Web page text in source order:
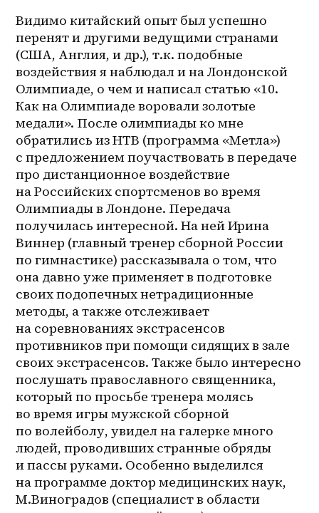
Видимо китайский опыт был успешно
перенят и другими ведущими странами
(США, Англия, и др.), т.к. подобные
воздействия я наблюдал и на Лондонской
Олимпиаде, о чем и написал статью «10.
Как на Олимпиаде воровали золотые
медали». После олимпиады ко мне
обратились из НТВ (программа «Метла»)
с предложением поучаствовать в передаче
про дистанционное воздействие
на Российских спортсменов во время
Олимпиады в Лондоне. Передача
получилась интересной. На ней Ирина
Виннер (главный тренер сборной России
по гимнастике) рассказывала о том, что
она давно уже применяет в подготовке
своих подопечных нетрадиционные
методы, а также отслеживает
на соревнованиях экстрасенсов
противников при помощи сидящих в зале
своих экстрасенсов. Также было интересно
послушать православного священника,
который по просьбе тренера молясь
во время игры мужской сборной
по волейболу, увидел на галерке много
людей, проводивших странные обряды
и пассы руками. Особенно выделился
на программе доктор медицинских наук,
М.Виноградов (специалист в области